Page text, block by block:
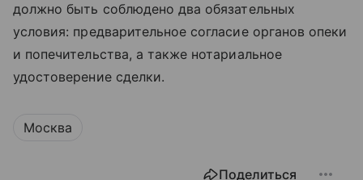
должно быть соблюдено два обязательных
условия: предварительное согласие органов опеки
и попечительства, а также нотариальное
удостоверение сделки.
Москва
Поделиться